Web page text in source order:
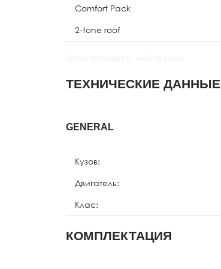
Comfort Pack
2-tone roof
ТЕХНИЧЕСКИЕ ДАННЫЕ
GENERAL
Кузов:
Двигатель:
Клас:
КОМПЛЕКТАЦИЯ